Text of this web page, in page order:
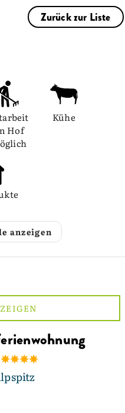
Zurück zur Liste
Hof
Kühe
anzeigen